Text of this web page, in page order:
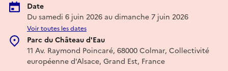
Date
Du samedi 6 juin 2026 au dimanche 7 juin 2026
Voir toutes les dates
Parc du Château d'Eau
11 Av. Raymond Poincaré, 68000 Colmar, Collectivité
européenne d'Alsace, Grand Est, France